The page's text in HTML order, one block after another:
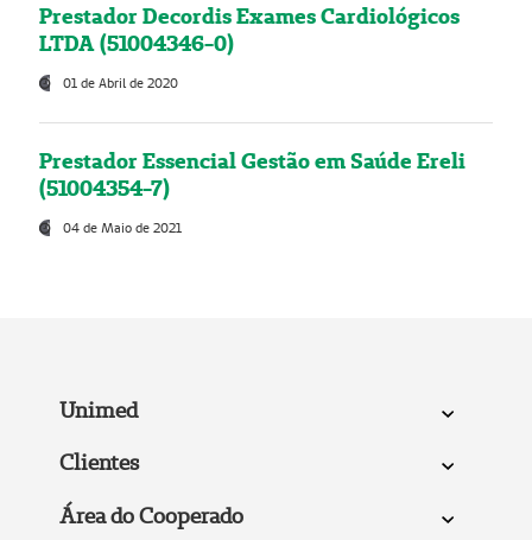
Prestador Decordis Exames Cardiológicos
LTDA (51004346-0)
01 de Abril de 2020
Prestador Essencial Gestão em Saúde Ereli
(51004354-7)
04 de Maio de 2021
Unimed
Clientes
Área do Cooperado